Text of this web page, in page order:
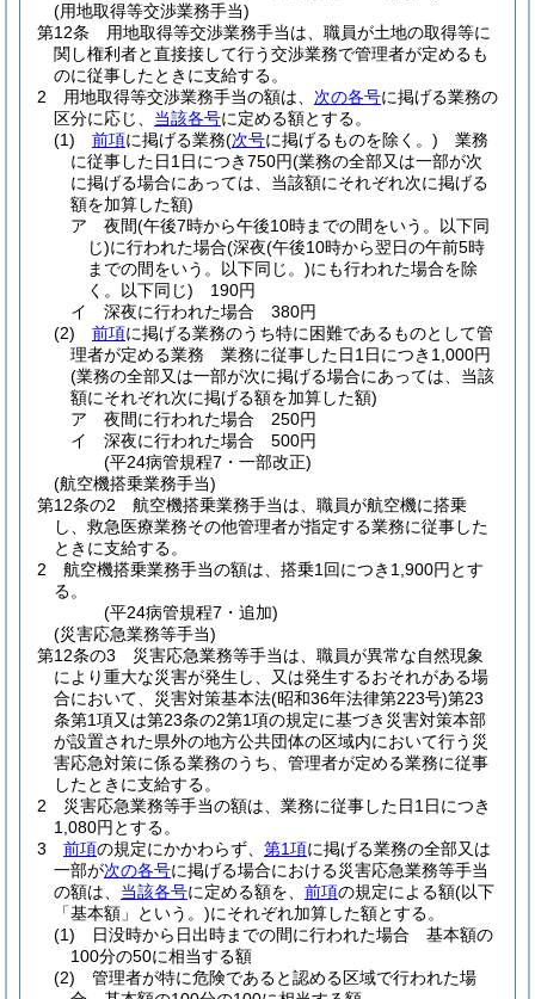
(用地取得等交渉業務手当)
第12条
用地取得等交渉業務手当は、職員が土地の取得等に
関し権利者と直接接して行う交渉業務で管理者が定めるも
のに従事したときに支給する。
2
用地取得等交渉業務手当の額は、 次の各号に掲げる業務の
区分に応じ、 当該各号に定める額とする。
(1)
前項に掲げる業務(次号に掲げるものを除く。) 業務
に従事した日1日につき750円(業務の全部又は一部が次
に掲げる場合にあっては、当該額にそれぞれ次に掲げる
額を加算した額)
ア
夜間(午後7時から午後10時までの間をいう。以下同
じ)に行われた場合(深夜(午後10時から翌日の午前5時
までの間をいう。以下同じ。)にも行われた場合を除
く。以下同じ) 190円
イ
深夜に行われた場合 380円
(2)
前項に掲げる業務のうち特に困難であるものとして管
理者が定める業務 業務に従事した日1日につき1,000円
(業務の全部又は一部が次に掲げる場合にあっては、当該
額にそれぞれ次に掲げる額を加算した額)
ア
夜間に行われた場合 250円
イ
深夜に行われた場合 500円
(平24病管規程7・一部改正)
(航空機搭乗業務手当)
第12条の2
航空機搭乗業務手当は、職員が航空機に搭乗
し、救急医療業務その他管理者が指定する業務に従事した
ときに支給する。
2
航空機搭乗業務手当の額は、搭乗1回につき1,900円とす
る。
(平24病管規程7・追加)
(災害応急業務等手当)
第12条の3
災害応急業務等手当は、職員が異常な自然現象
により重大な災害が発生し、又は発生するおそれがある場
合において、災害対策基本法(昭和36年法律第223号)第23
条第1項又は第23条の2第1項の規定に基づき災害対策本部
が設置された県外の地方公共団体の区域内において行う災
害応急対策に係る業務のうち、管理者が定める業務に従事
したときに支給する。
2
災害応急業務等手当の額は、業務に従事した日1日につき
1,080円とする。
3
前項の規定にかかわらず、 第1項に掲げる業務の全部又は
一部が次の各号に掲げる場合における災害応急業務等手当
の額は、 当該各号に定める額を、 前項の規定による額(以下
「基本額」という。)にそれぞれ加算した額とする。
(1)
日没時から日出時までの間に行われた場合 基本額の
100分の50に相当する額
(2)
管理者が特に危険であると認める区域で行われた場